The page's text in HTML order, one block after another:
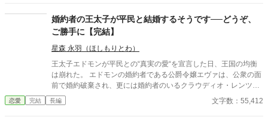
切り捨ててしまいましょう。
婚約者の王太子が平民と結婚するそうです──どうぞ、
ご勝手に【完結】
星森 永羽（ほしもりとわ）
王太子エドモンが平民との“真実の愛“を宣言した日、王国の均衡
は崩れた。 エドモンの婚約者である公爵令嬢エヴァは、公衆の面
前で婚約破棄され、更には婚約者のいるクラウディオ・レンツ公
爵との結婚を命じられる。 ──そして舞踏会の夜。 王太子妃にな
った元平民ナタリーは、王宮の礼儀も政治も知らぬまま混乱を引
恋愛 完結 長編 文字数：55,412